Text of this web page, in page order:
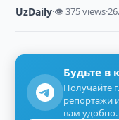
UzDaily·👁 375 views·
Будьте в
Получайте
репортажи
вам удобно.